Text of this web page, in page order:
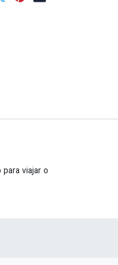
viajar o